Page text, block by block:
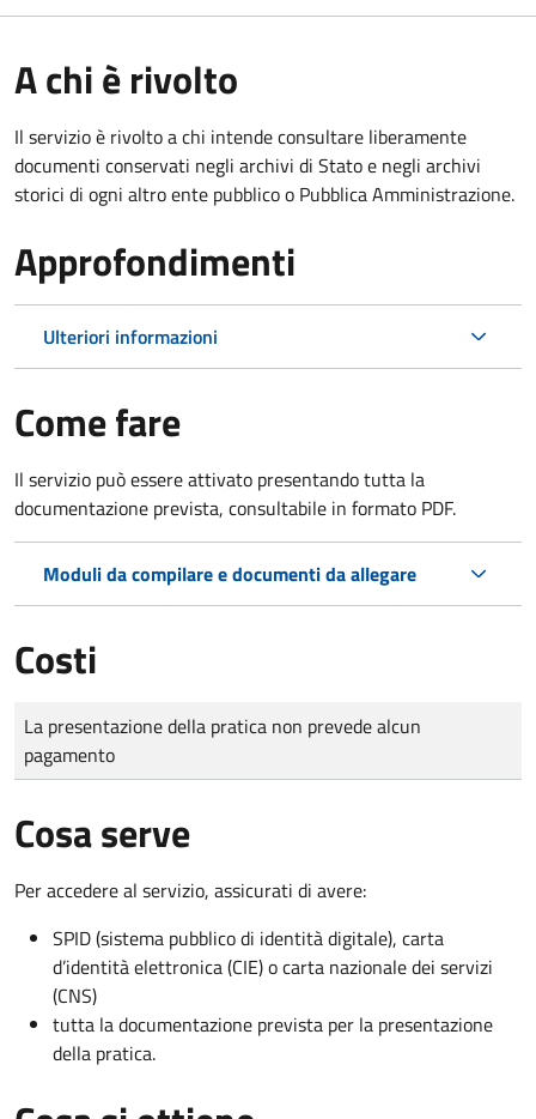
A chi è rivolto
Il servizio è rivolto a chi intende consultare liberamente
documenti conservati negli archivi di Stato e negli archivi
storici di ogni altro ente pubblico o Pubblica Amministrazione.
Approfondimenti
Ulteriori informazioni
Come fare
Il servizio può essere attivato presentando tutta la
documentazione prevista, consultabile in formato PDF.
Moduli da compilare e documenti da allegare
Costi
Tipo di pagamento
Importo
La presentazione della pratica non prevede alcun
pagamento
Cosa serve
Per accedere al servizio, assicurati di avere:
SPID (sistema pubblico di identità digitale), carta
d’identità elettronica (CIE) o carta nazionale dei servizi
(CNS)
tutta la documentazione prevista per la presentazione
della pratica.